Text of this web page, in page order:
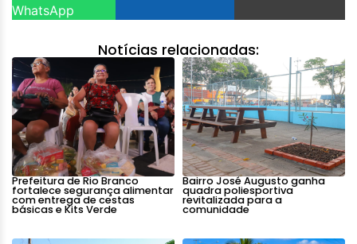
WhatsApp
Notícias relacionadas:
Prefeitura de Rio Branco
fortalece segurança alimentar
com entrega de cestas
básicas e Kits Verde
Bairro José Augusto ganha
quadra poliesportiva
revitalizada para a
comunidade